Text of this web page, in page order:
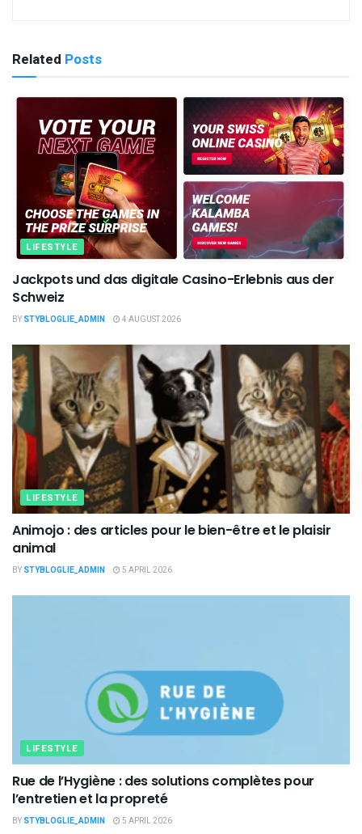
Related Posts
LIFESTYLE
Jackpots und das digitale Casino-Erlebnis aus der
Schweiz
BY STYBLOGLIE_ADMIN 4 AUGUST 2026
LIFESTYLE
Animojo : des articles pour le bien-être et le plaisir
animal
BY STYBLOGLIE_ADMIN 5 APRIL 2026
LIFESTYLE
Rue de l’Hygiène : des solutions complètes pour
l’entretien et la propreté
BY STYBLOGLIE_ADMIN 5 APRIL 2026